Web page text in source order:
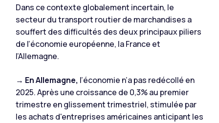
Dans ce contexte globalement incertain, le
secteur du transport routier de marchandises a
souffert des difficultés des deux principaux piliers
de l’économie européenne, la France et
l’Allemagne.
→ En Allemagne, l’économie n’a pas redécollé en
2025. Après une croissance de 0,3% au premier
trimestre en glissement trimestriel, stimulée par
les achats d'entreprises américaines anticipant les